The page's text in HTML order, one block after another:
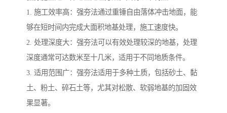
1. 施工效率高：强夯法通过重锤自由落体冲击地面，能
够在短时间内完成大面积地基处理，施工速度快。
2. 处理深度大：强夯法可以有效处理较深的地基，处理
深度通常可达数米至十几米，适用于不同地质条件。
3. 适用范围广：强夯法适用于多种土质，包括砂土、黏
土、粉土、碎石土等，尤其对松散、软弱地基的加固效
果显著。